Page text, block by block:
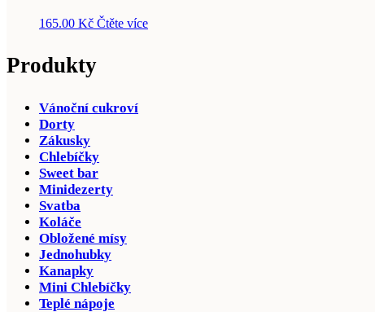
165.00 Kč Čtěte více
Produkty
Vánoční cukroví
Dorty
Zákusky
Chlebíčky
Sweet bar
Minidezerty
Svatba
Koláče
Obložené mísy
Jednohubky
Kanapky
Mini Chlebíčky
Teplé nápoje